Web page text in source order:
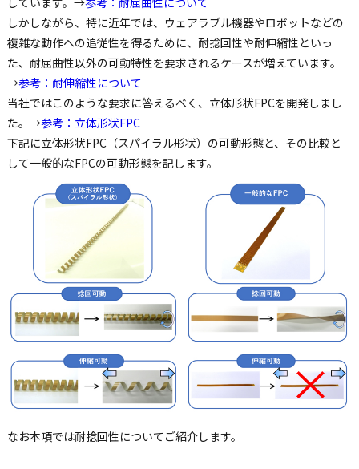
しかしながら、特に近年では、ウェアラブル機器やロボットなどの
複雑な動作への追従性を得るために、耐捻回性や耐伸縮性といっ
た、耐屈曲性以外の可動特性を要求されるケースが増えています。
→参考：耐伸縮性について
当社ではこのような要求に答えるべく、立体形状FPCを開発しまし
た。→参考：立体形状FPC
下記に立体形状FPC（スパイラル形状）の可動形態と、その比較と
して一般的なFPCの可動形態を記します。
なお本項では耐捻回性についてご紹介します。